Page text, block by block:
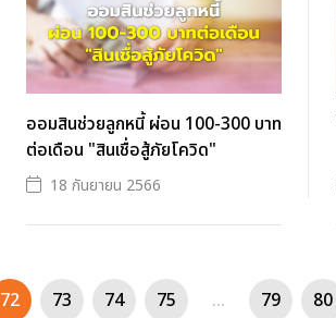
ออมสินช่วยลูกหนี้ ผ่อน 100-300 บาท
ต่อเดือน "สินเชื่อสู้ภัยโควิด"
18 กันยายน 2566
72 73 74 75 ... 79 80